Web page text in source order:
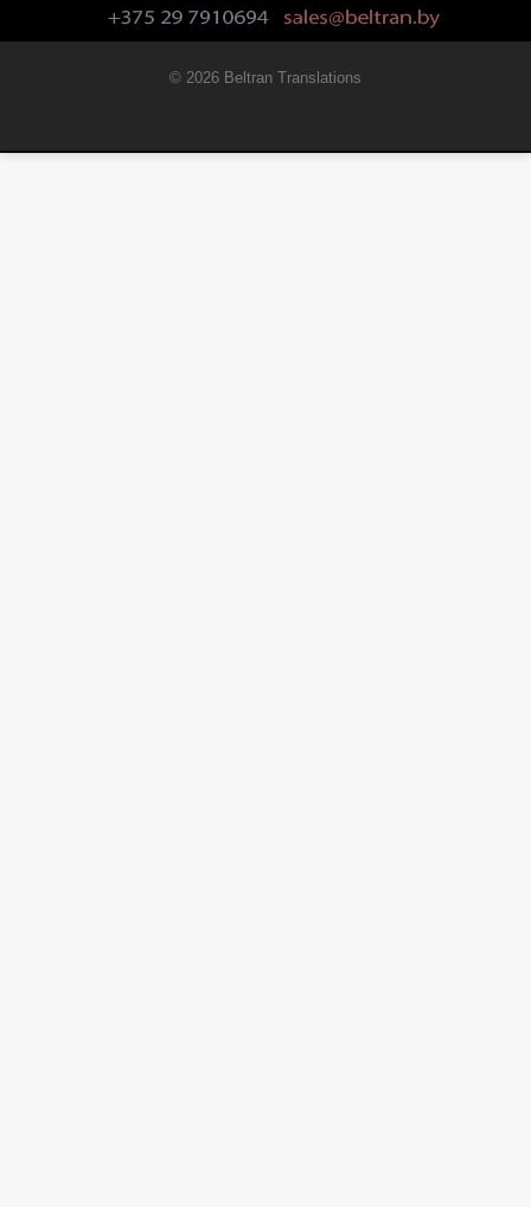
© 2026 Beltran Translations